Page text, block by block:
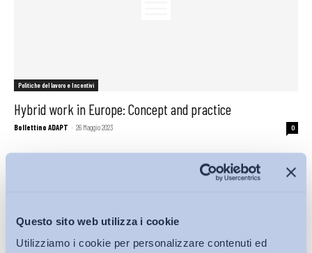
Questo sito web utilizza i cookie
Utilizziamo i cookie per personalizzare contenuti ed
Politiche del lavoro e Incentivi
Hybrid work in Europe: Concept and practice
Bollettino ADAPT - 26 Maggio 2023 0